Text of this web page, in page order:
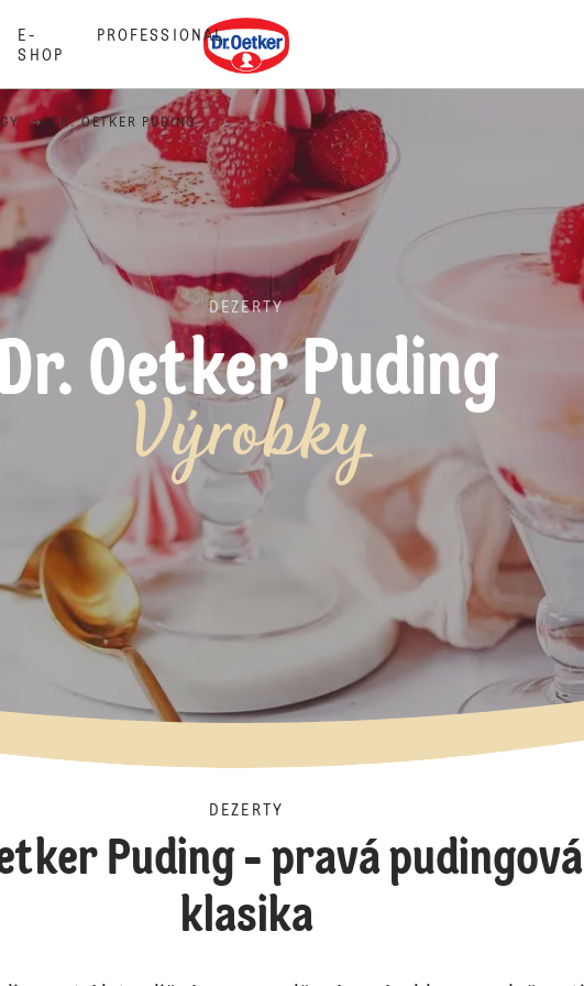
E-
SHOP
PROFESSIONAL Dr. Oetker
DR. OETKER PUDING
DEZERTY
Oetker Puding
Výrobky
DEZERTY
Puding - pravá pudingová
klasika